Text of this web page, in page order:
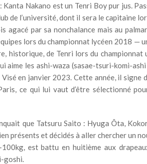
Nakano est un Tenri Boy pur jus.
de l’université, dont il sera le capitaine
agacé par sa nonchalance mais au
lors du championnat lycéen 2018 —
de Tenri lors du championnat
aime les ashi-waza (sasae-tsuri-komi-
en janvier 2023. Cette année, il signe
ce qui lui vaut d’être sélectionné
que Tatsuru Saito : Hyuga Ôta,
présents et décidés à aller chercher un
est battu en huitième aux
goshi.